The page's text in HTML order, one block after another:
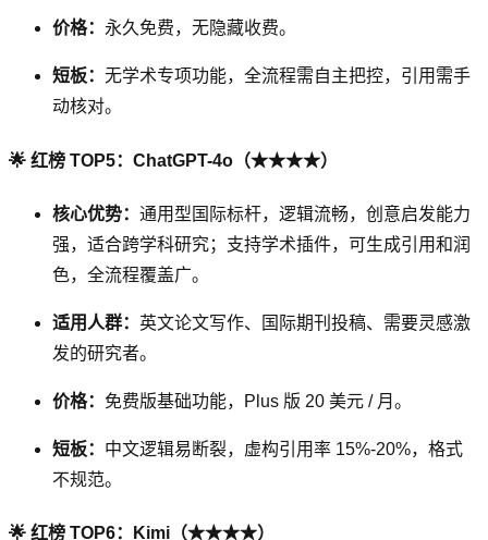
价格： 永久免费，无隐藏收费。
短板： 无学术专项功能，全流程需自主把控，引用需手
动核对。
🌟 红榜 TOP5：ChatGPT-4o（★★★★）
核心优势： 通用型国际标杆，逻辑流畅，创意启发能力
强，适合跨学科研究；支持学术插件，可生成引用和润
色，全流程覆盖广。
适用人群： 英文论文写作、国际期刊投稿、需要灵感激
发的研究者。
价格： 免费版基础功能，Plus 版 20 美元 / 月。
短板： 中文逻辑易断裂，虚构引用率 15%-20%，格式
不规范。
🌟 红榜 TOP6：Kimi（★★★★）